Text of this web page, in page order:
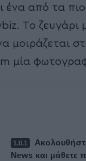
ένα από τα
Το ζευγάρι
μοιράζεται
μία
News και μάθετε